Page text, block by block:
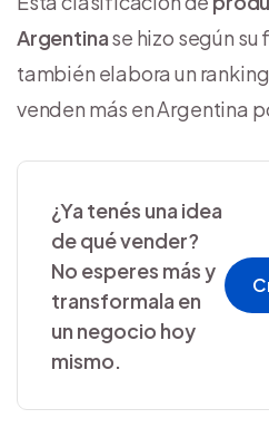
Argentinase hizo según su
también elabora un
venden más en Argentina
¿Ya tenés una idea
de qué vender?
No esperes más y
transformala en
un negocio hoy
mismo.